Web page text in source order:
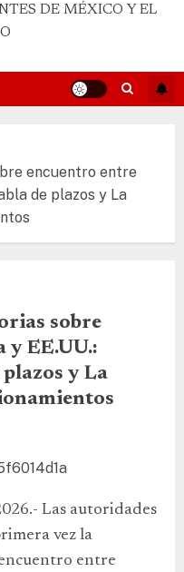
DE MÉXICO Y EL
encuentro entre
de plazos y La
sobre
y EE.UU.:
y La
Las autoridades
vez la
entre